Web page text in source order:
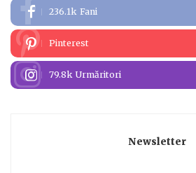
236.1k Fani
Pinterest
79.8k Urmăritori
Newsletter